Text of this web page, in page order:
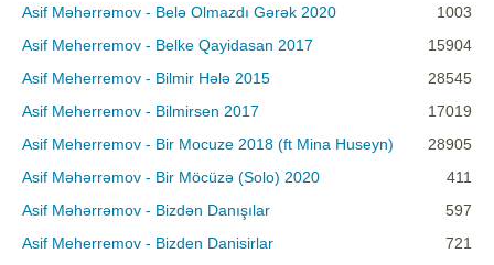
Asif Məhərrəmov - Belə Olmazdı Gərək 2020
1003
Asif Meherremov - Belke Qayidasan 2017
15904
Asif Meherremov - Bilmir Hələ 2015
28545
Asif Meherremov - Bilmirsen 2017
17019
Asif Meherremov - Bir Mocuze 2018 (ft Mina Huseyn)
28905
Asif Məhərrəmov - Bir Möcüzə (Solo) 2020
411
Asif Məhərrəmov - Bizdən Danışılar
597
Asif Meherremov - Bizden Danisirlar
721